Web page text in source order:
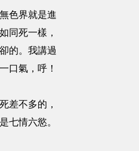
色界就是進
同死一樣，
的。我講過
口氣，呼！
差不多的，
七情六慾。